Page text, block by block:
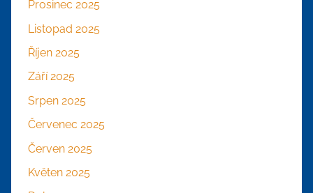
Prosinec 2025
Listopad 2025
Říjen 2025
Září 2025
Srpen 2025
Červenec 2025
Červen 2025
Květen 2025